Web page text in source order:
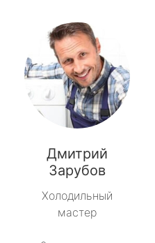
Дмитрий
Зарубов
Холодильный
мастер